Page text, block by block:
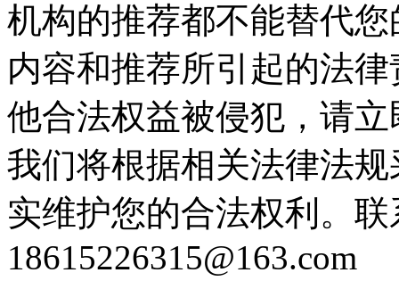
机构的推荐都不能替代
内容和推荐所引起的法
他合法权益被侵犯，请
我们将根据相关法律法
实维护您的合法权利。
18615226315@163.com